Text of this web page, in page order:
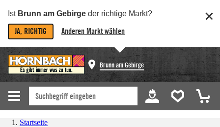
Ist Brunn am Gebirge der richtige Markt?
JA, RICHTIG Anderen Markt wählen
Brunn am Gebirge
Startseite